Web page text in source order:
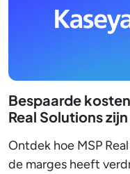
Bespaarde
Real Solutions
Ontdek hoe MSP
de marges heeft